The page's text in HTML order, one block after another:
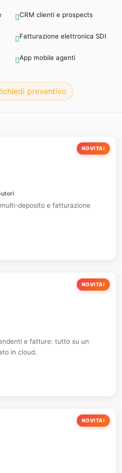
CRM clienti e prospects
Fatturazione elettronica SDI
App mobile agenti
preventivo
NOVITA!
deposito e fatturazione
NOVITA!
e fatture: tutto su un
in cloud.
NOVITA!